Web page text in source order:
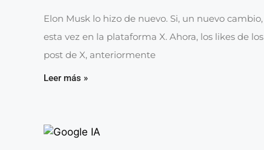
Elon Musk lo hizo de nuevo. Si, un nuevo cambio,
esta vez en la plataforma X. Ahora, los likes de los
post de X, anteriormente
Leer más »